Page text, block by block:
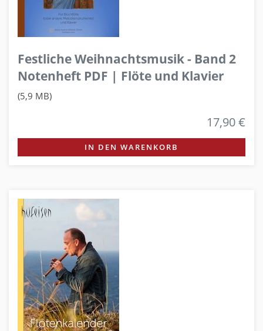
Festliche Weihnachtsmusik - Band 2
Notenheft PDF | Flöte und Klavier
(5,9 MB)
17,90 €
IN DEN WARENKORB